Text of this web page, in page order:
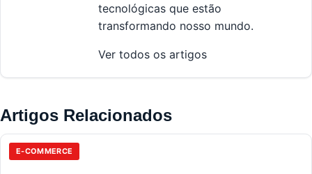
tecnológicas que estão
transformando nosso mundo.
Ver todos os artigos
Artigos Relacionados
E-COMMERCE